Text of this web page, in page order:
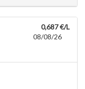
0,687 €/L
08/08/26